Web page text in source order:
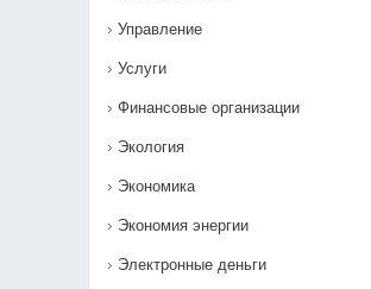
Управление
Услуги
Финансовые организации
Экология
Экономика
Экономия энергии
Электронные деньги